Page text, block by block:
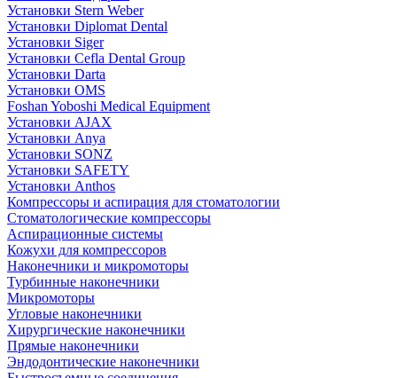
Установки Stern Weber
Установки Diplomat Dental
Установки Siger
Установки Cefla Dental Group
Установки Darta
Установки OMS
Foshan Yoboshi Medical Equipment
Установки AJAX
Установки Anya
Установки SONZ
Установки SAFETY
Установки Anthos
Компрессоры и аспирация для стоматологии
Стоматологические компрессоры
Аспирационные системы
Кожухи для компрессоров
Наконечники и микромоторы
Турбинные наконечники
Микромоторы
Угловые наконечники
Хирургические наконечники
Прямые наконечники
Эндодонтические наконечники